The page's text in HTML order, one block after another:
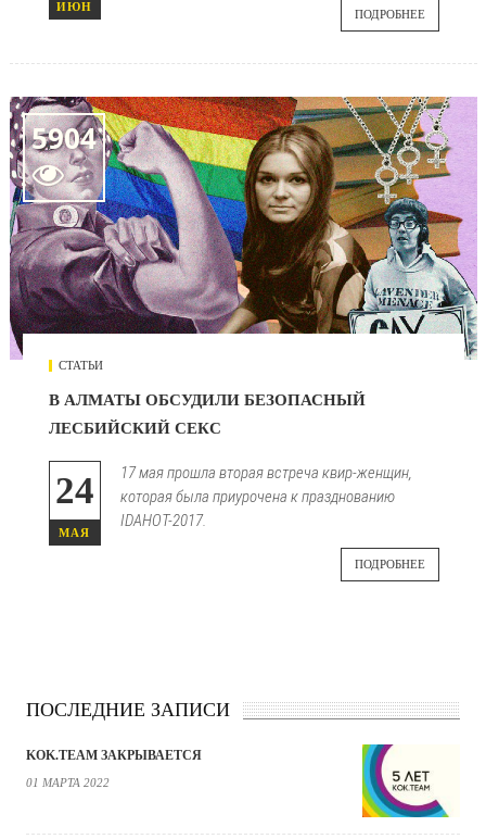
ИЮН
ПОДРОБНЕЕ
5904

СТАТЬИ
В АЛМАТЫ ОБСУДИЛИ БЕЗОПАСНЫЙ
ЛЕСБИЙСКИЙ СЕКС
24
МАЯ
17 мая прошла вторая встреча квир-женщин,
которая была приурочена к празднованию
IDAHOT-2017.
ПОДРОБНЕЕ
ПОСЛЕДНИЕ ЗАПИСИ
KOK.TEAM ЗАКРЫВАЕТСЯ
01 МАРТА 2022